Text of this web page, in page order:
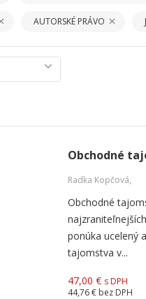
AUTORSKÉ PRÁVO
Obchodné
Radka Kopčová,
Obchodné
ponúka ucelený
tajomstva v...
47,00 € s DPH
44,76 € bez DPH